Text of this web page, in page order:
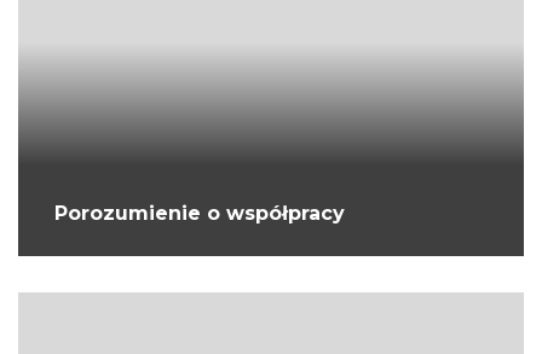
Porozumienie o współpracy